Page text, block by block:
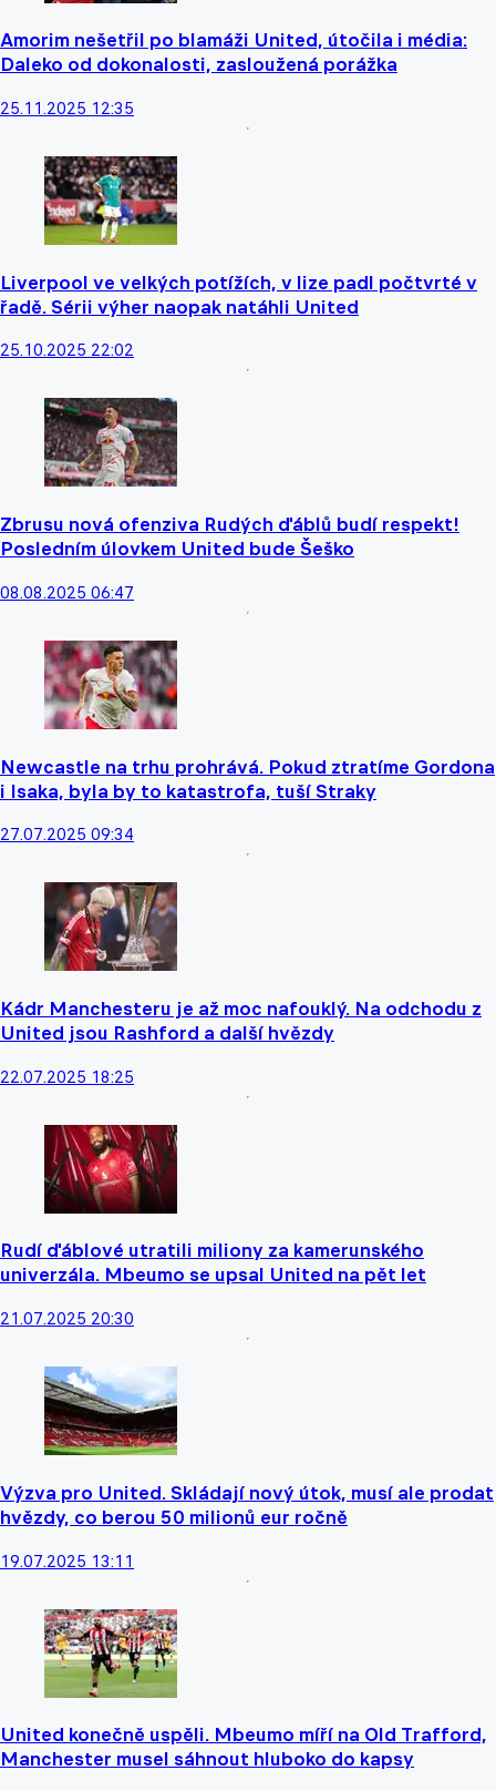
Amorim nešetřil po blamáži United, útočila i média:
Daleko od dokonalosti, zasloužená porážka
25.11.2025 12:35
Liverpool ve velkých potížích, v lize padl počtvrté v
řadě. Sérii výher naopak natáhli United
25.10.2025 22:02
Zbrusu nová ofenziva Rudých ďáblů budí respekt!
Posledním úlovkem United bude Šeško
08.08.2025 06:47
Newcastle na trhu prohrává. Pokud ztratíme Gordona
i Isaka, byla by to katastrofa, tuší Straky
27.07.2025 09:34
Kádr Manchesteru je až moc nafouklý. Na odchodu z
United jsou Rashford a další hvězdy
22.07.2025 18:25
Rudí ďáblové utratili miliony za kamerunského
univerzála. Mbeumo se upsal United na pět let
21.07.2025 20:30
Výzva pro United. Skládají nový útok, musí ale prodat
hvězdy, co berou 50 milionů eur ročně
19.07.2025 13:11
United konečně uspěli. Mbeumo míří na Old Trafford,
Manchester musel sáhnout hluboko do kapsy